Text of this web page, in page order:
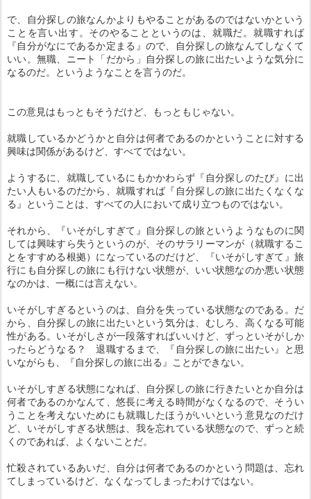
で、自分探しの旅なんかよりもやることがあるのではないかという
ことを言い出す。そのやることというのは、就職だ。就職すれば
『自分がなにであるか定まる』ので、自分探しの旅なんてしなくて
いい。無職、ニート「だから」自分探しの旅に出たいような気分に
なるのだ。というようなことを言うのだ。
この意見はもっともそうだけど、もっともじゃない。
就職しているかどうかと自分は何者であるのかということに対する
興味は関係があるけど、すべてではない。
ようするに、就職しているにもかかわらず『自分探しのたび』に出
たい人もいるのだから、就職すれば『自分探しの旅に出たくなくな
る』ということは、すべての人において成り立つものではない。
それから、『いそがしすぎて』自分探しの旅というようなものに関
しては興味すら失うというのが、そのサラリーマンが（就職するこ
とをすすめる根拠）になっているのだけど、『いそがしすぎて』旅
行にも自分探しの旅にも行けない状態が、いい状態なのか悪い状態
なのかは、一概には言えない。
いそがしすぎるというのは、自分を失っている状態なのである。だ
から、自分探しの旅に出たいという気分は、むしろ、高くなる可能
性がある。いそがしさが一段落すればいいけど、ずっといそがしか
ったらどうなる？ 退職するまで、『自分探しの旅に出たい』と思
いながらも、『自分探しの旅に出る』ことができない。
いそがしすぎる状態になれば、自分探しの旅に行きたいとか自分は
何者であるのかなんて、悠長に考える時間がなくなるので、そうい
うことを考えないためにも就職したほうがいいという意見なのだけ
ど、いそがしすぎる状態は、我を忘れている状態なので、ずっと続
くのであれば、よくないことだ。
忙殺されているあいだ、自分は何者であるのかという問題は、忘れ
てしまっているけど、なくなってしまったわけではない。